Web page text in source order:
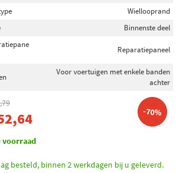
Wiellooprand
Binnenste deel
Reparatiepaneel
Voor voertuigen met enkele banden
achter
-70%
voorraad
besteld, binnen 2 werkdagen bij u geleverd.